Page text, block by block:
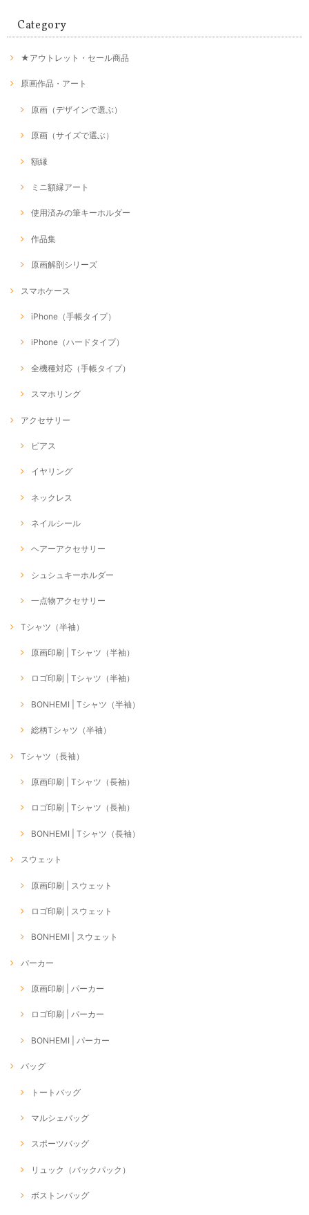
Category
★アウトレット・セール商品
原画作品・アート
原画（デザインで選ぶ）
原画（サイズで選ぶ）
額縁
ミニ額縁アート
使用済みの筆キーホルダー
作品集
原画解剖シリーズ
スマホケース
iPhone（手帳タイプ）
iPhone（ハードタイプ）
全機種対応（手帳タイプ）
スマホリング
アクセサリー
ピアス
イヤリング
ネックレス
ネイルシール
ヘアーアクセサリー
シュシュキーホルダー
一点物アクセサリー
Tシャツ（半袖）
原画印刷 | Tシャツ（半袖）
ロゴ印刷 | Tシャツ（半袖）
BONHEMI | Tシャツ（半袖）
総柄Tシャツ（半袖）
Tシャツ（長袖）
原画印刷 | Tシャツ（長袖）
ロゴ印刷 | Tシャツ（長袖）
BONHEMI | Tシャツ（長袖）
スウェット
原画印刷 | スウェット
ロゴ印刷 | スウェット
BONHEMI | スウェット
パーカー
原画印刷 | パーカー
ロゴ印刷 | パーカー
BONHEMI | パーカー
バッグ
トートバッグ
マルシェバッグ
スポーツバッグ
リュック（バックパック）
ボストンバッグ